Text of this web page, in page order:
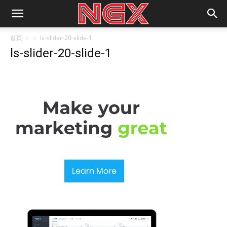
首页 ls-slider-20-slide-1
ls-slider-20-slide-1